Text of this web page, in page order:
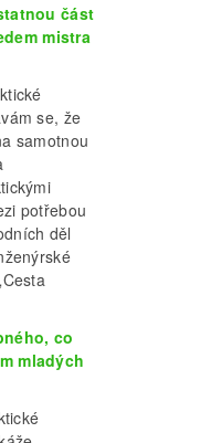
část
mistra
se, že
samotnou
potřebou
děl
co
mladých